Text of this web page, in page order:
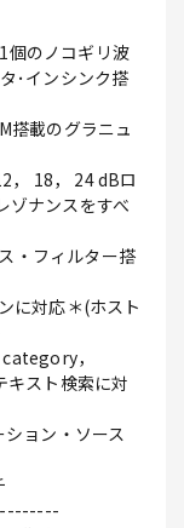
のノコギリ波
･インシンク搭
載のグラニュ
18， 24 dBロ
ゾナンスをすべ
・フィルター搭
に対応＊(ホスト
，
スト検索に対
ョン・ソース